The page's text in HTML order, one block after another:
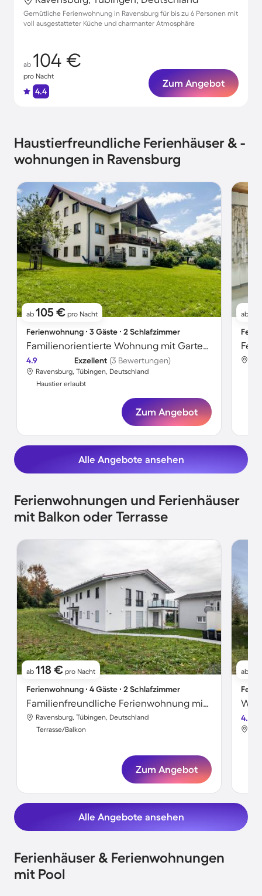
Gemütliche Ferienwohnung in Ravensburg für bis zu 6 Personen mit
voll ausgestatteter Küche und charmanter Atmosphäre
ab 104 €
pro Nacht
4.4
Zum Angebot
Haustierfreundliche Ferienhäuser & -
wohnungen in Ravensburg
ab 105 € pro Nacht
Ferienwohnung ∙ 3 Gäste ∙ 2 Schlafzimmer
Familienorientierte Wohnung mit Garten, Terrasse und Grill | Gartenblick | Haustiere sind willkommen
4.9 Exzellent (3 Bewertungen)
Ravensburg, Tübingen, Deutschland
Haustier erlaubt
Zum Angebot
ab
Alle Angebote ansehen
Ferienwohnungen und Ferienhäuser
mit Balkon oder Terrasse
ab 118 € pro Nacht
Ferienwohnung ∙ 4 Gäste ∙ 2 Schlafzimmer
Familienfreundliche Ferienwohnung mit schnellem Internet | Gartenblick
Ravensburg, Tübingen, Deutschland
Terrasse/Balkon
Zum Angebot
ab
4.8
Alle Angebote ansehen
Ferienhäuser & Ferienwohnungen
mit Pool